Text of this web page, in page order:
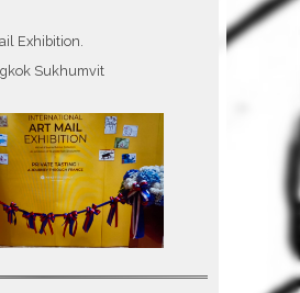
Exhibition.
Sukhumvit